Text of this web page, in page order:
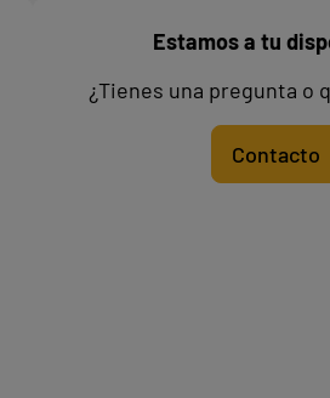
Estamos a tu
¿Tienes una pregunta o
Contacto